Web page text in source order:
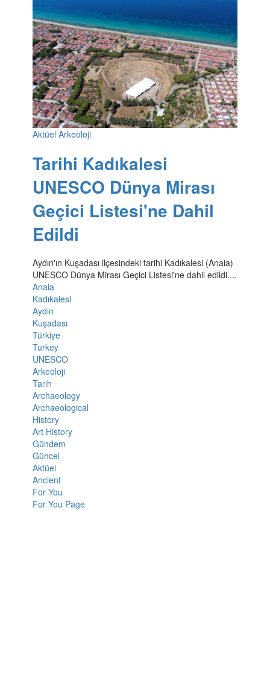
Aktüel Arkeoloji
Tarihi Kadıkalesi
UNESCO Dünya Mirası
Geçici Listesi'ne Dahil
Edildi
Aydın'ın Kuşadası ilçesindeki tarihi Kadıkalesi (Anaia)
UNESCO Dünya Mirası Geçici Listesi'ne dahil edildi....
Anaia
Kadıkalesi
Aydın
Kuşadası
Türkiye
Turkey
UNESCO
Arkeoloji
Tarih
Archaeology
Archaeological
History
Art History
Gündem
Güncel
Aktüel
Ancient
For You
For You Page